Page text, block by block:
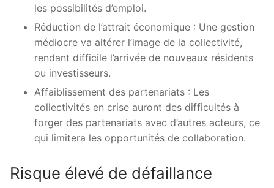
les possibilités d’emploi.
Réduction de l’attrait économique : Une gestion
médiocre va altérer l’image de la collectivité,
rendant difficile l’arrivée de nouveaux résidents
ou investisseurs.
Affaiblissement des partenariats : Les
collectivités en crise auront des difficultés à
forger des partenariats avec d’autres acteurs, ce
qui limitera les opportunités de collaboration.
Risque élevé de défaillance